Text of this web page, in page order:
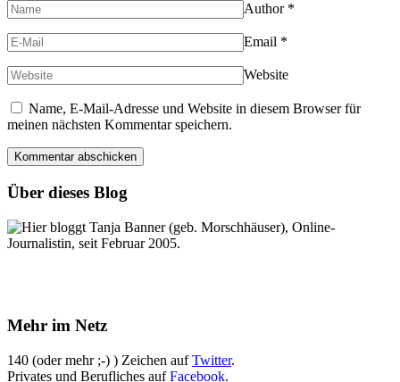
Author *
Email *
Website
Name, E-Mail-Adresse und Website in diesem Browser für
meinen nächsten Kommentar speichern.
Über dieses Blog
Hier bloggt Tanja Banner (geb. Morschhäuser), Online-
Journalistin, seit Februar 2005.
Mehr im Netz
140 (oder mehr ;-) ) Zeichen aufTwitter.
Privates und Berufliches aufFacebook.